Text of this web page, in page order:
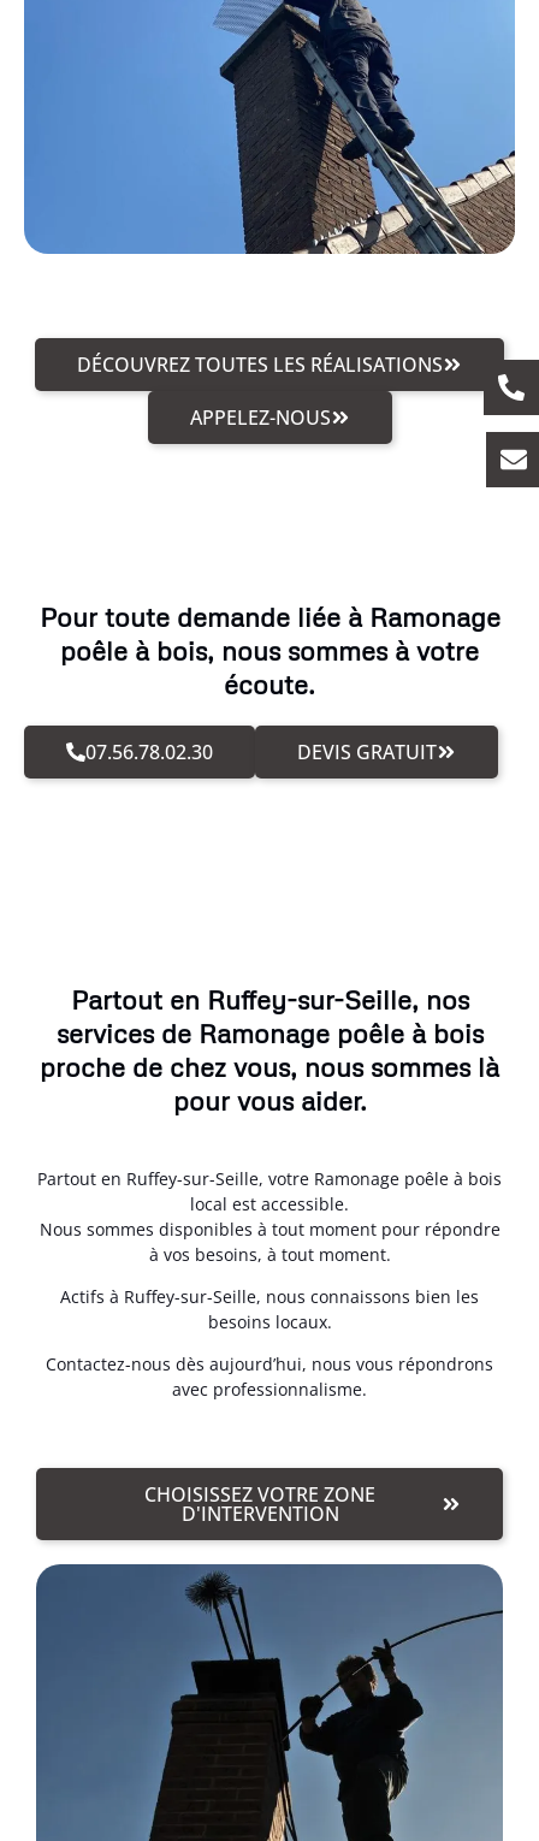
DÉCOUVREZ TOUTES LES RÉALISATIONS
APPELEZ-NOUS
Pour toute demande liée à Ramonage
poêle à bois, nous sommes à votre
écoute.
07.56.78.02.30 DEVIS GRATUIT
Partout en Ruffey-sur-Seille, nos
services de Ramonage poêle à bois
proche de chez vous, nous sommes là
pour vous aider.
Partout en Ruffey-sur-Seille, votre Ramonage poêle à bois
local est accessible.
Nous sommes disponibles à tout moment pour répondre
à vos besoins, à tout moment.
Actifs à Ruffey-sur-Seille, nous connaissons bien les
besoins locaux.
Contactez-nous dès aujourd’hui, nous vous répondrons
avec professionnalisme.
CHOISISSEZ VOTRE ZONE
D'INTERVENTION